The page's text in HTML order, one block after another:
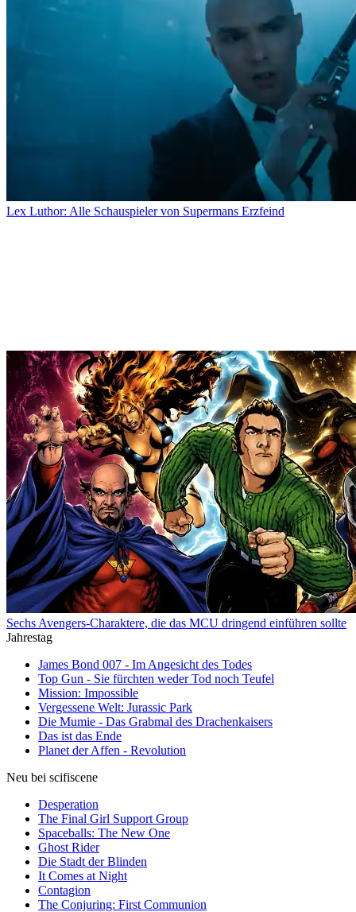
Lex Luthor: Alle Schauspieler von Supermans Erzfeind
Sechs Avengers-Charaktere, die das MCU dringend einführen sollte
Jahrestag
James Bond 007 - Im Angesicht des Todes
Top Gun - Sie fürchten weder Tod noch Teufel
Mission: Impossible
Vergessene Welt: Jurassic Park
Die Mumie - Das Grabmal des Drachenkaisers
Das ist das Ende
Planet der Affen - Revolution
Neu bei scifiscene
Desperation
The Final Girl Support Group
Spaceballs: The New One
Ghost Rider
Die Stadt der Blinden
It Comes at Night
Contagion
The Conjuring: First Communion